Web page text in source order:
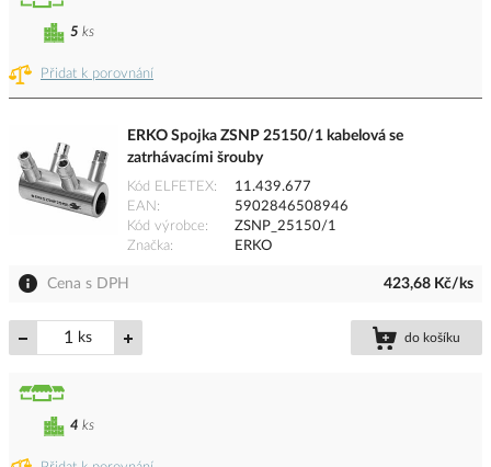
Přidat k porovnání
5 ks
ERKO Spojka ZSNP 25150/1 kabelová se
zatrhávacími šrouby
Kód ELFETEX
11.439.677
EAN
5902846508946
Kód výrobce
ZSNP_25150/1
Značka
ERKO
Cena s DPH 423,68 Kč/ks
ks do košíku
4 ks